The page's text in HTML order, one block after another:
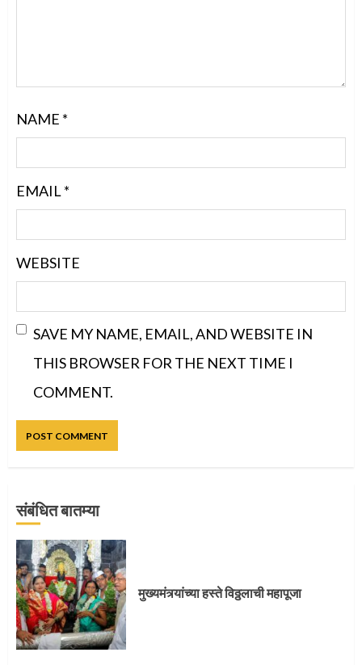
NAME *
EMAIL*
WEBSITE
SAVE MY NAME, EMAIL, AND WEBSITE IN
THIS BROWSER FOR THE NEXT TIME I
COMMENT.
संबंधित बातम्या
मुख्यमंत्र्यांच्या हस्ते विठ्ठलाची महापूजा
3